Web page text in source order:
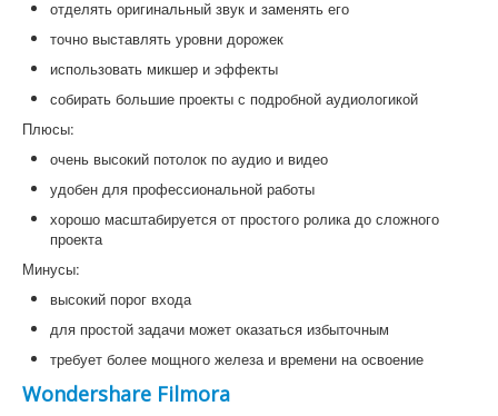
отделять оригинальный звук и заменять его
точно выставлять уровни дорожек
использовать микшер и эффекты
собирать большие проекты с подробной аудиологикой
Плюсы:
очень высокий потолок по аудио и видео
удобен для профессиональной работы
хорошо масштабируется от простого ролика до сложного
проекта
Минусы:
высокий порог входа
для простой задачи может оказаться избыточным
требует более мощного железа и времени на освоение
Wondershare Filmora